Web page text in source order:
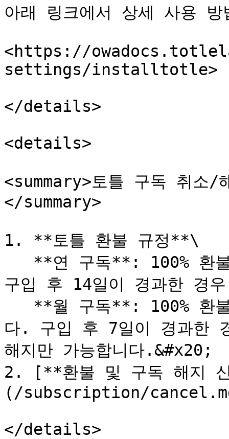
아래 링크에서 상세 사용 방
<https://
settings/installtotle>
</details>
<details>
<summary>토틀 구독 취소
</summary>
1. **토틀 환불 규정**\
구입 후 14일이 경과한 경
다. 구입 후 7일이 경과한
해지만 가능합니다.&#x20;
2. [**환불 및 구독 해지
(/subscription/
</details>